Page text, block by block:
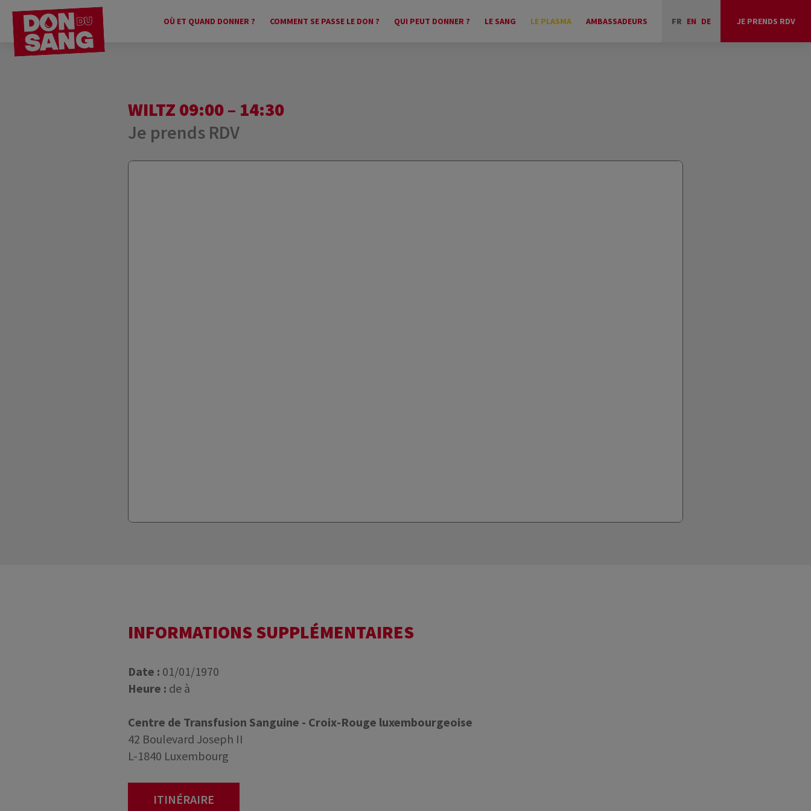
OÙ ET QUAND DONNER ? COMMENT SE PASSE LE DON ? QUI PEUT DONNER ? LE SANG LE PLASMA AMBASSADEURS FR EN DE JE PRENDS RDV
WILTZ 09:00 – 14:30
Je prends RDV
INFORMATIONS SUPPLÉMENTAIRES
Date : 01/01/1970
Heure : de à
Centre de Transfusion Sanguine - Croix-Rouge luxembourgeoise
42 Boulevard Joseph II
L-1840 Luxembourg
ITINÉRAIRE